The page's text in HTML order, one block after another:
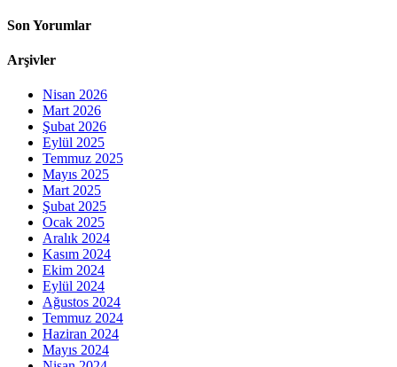
Son Yorumlar
Arşivler
Nisan 2026
Mart 2026
Şubat 2026
Eylül 2025
Temmuz 2025
Mayıs 2025
Mart 2025
Şubat 2025
Ocak 2025
Aralık 2024
Kasım 2024
Ekim 2024
Eylül 2024
Ağustos 2024
Temmuz 2024
Haziran 2024
Mayıs 2024